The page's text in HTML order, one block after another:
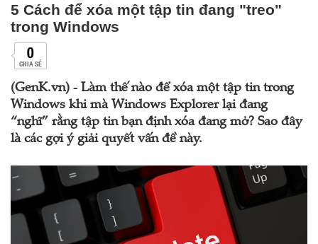
5 Cách để xóa một tập tin đang "treo"
trong Windows
0
CHIA SẺ
(GenK.vn) - Làm thế nào để xóa một tập tin trong
Windows khi mà Windows Explorer lại đang
“nghĩ” rằng tập tin bạn định xóa đang mở? Sao đây
là các gợi ý giải quyết vấn đề này.